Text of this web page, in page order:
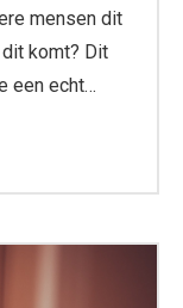
mensen dit
komt? Dit
een echt…